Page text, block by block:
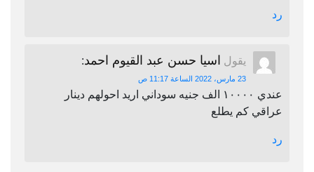
رد
يقول اسيا حسن عبد القيوم احمد:
23 مارس، 2022 الساعة 11:17 ص
عندي ١٠٠٠٠ الف جنيه سوداني اريد احولهم دينار
عراقي كم يطلع
رد